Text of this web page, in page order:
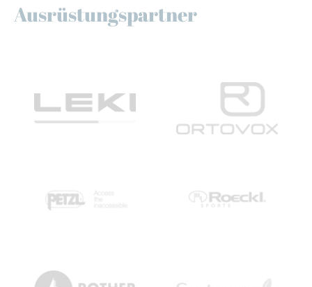
Ausrüstungspartner